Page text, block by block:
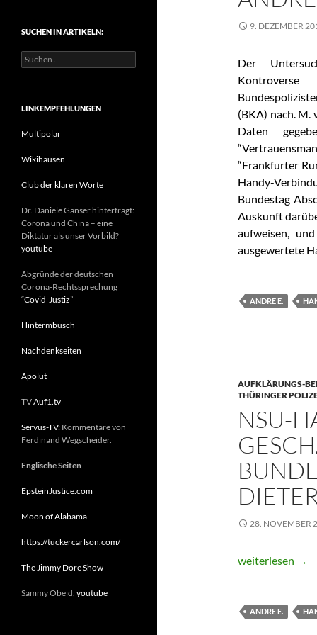
9. DEZEMBER
Der
(BKA) nach. M.
Daten
“Frankfurter
Handy-
Bundestag
Auskunft
aufweisen,
ausgewertete
ANDRE E.
AUFKLÄRUNGS-
THÜRINGER
NSU-
IETER
28. NOVEMBER
NSU-Handy:
weiterlesen →
ANDRE E.
g
SUCHEN IN ARTIKELN:
S
u
e
n
c
:
LINKEMPFEHLUNGEN
Multipolar
Wikihausen
Club der klaren Worte
Dr. Daniele Ganser hinterfragt:
Corona und China – eine
Diktatur als unser Vorbild?
youtube
Abgründe der deutschen
Corona-Rechtssprechung
“Covid-Justiz”
Hintermbusch
Nachdenkseiten
Apolut
TVAuf1.tv
Servus-TV: Kommentare von
Ferdinand Wegscheider.
Englische Seiten
EpsteinJustice.com
Moon of Alabama
https://tuckercarlson.com/
The Jimmy Dore Show
Sammy Obeid, youtube